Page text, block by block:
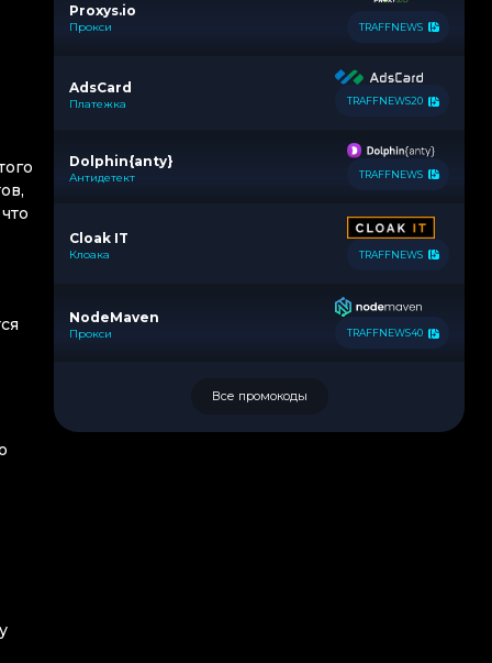
Proxys.io
Прокси TRAFFNEWS
AdsCard
Платежка TRAFFNEWS20
Dolphin{anty}
Антидетект TRAFFNEWS
Cloak IT
Клоака TRAFFNEWS
NodeMaven
Прокси TRAFFNEWS40
Все промокоды